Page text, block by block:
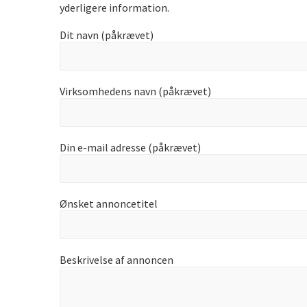
yderligere information.
Dit navn (påkrævet)
Virksomhedens navn (påkrævet)
Din e-mail adresse (påkrævet)
Ønsket annoncetitel
Beskrivelse af annoncen